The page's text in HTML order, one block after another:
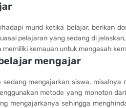
murid ketika belajar, berikan
pelajaran yang sedang di
kemauan untuk mengasah
mengajar
mengajarkan siswa, misalnya
metode yang monoton
mengajarkanya sehingga